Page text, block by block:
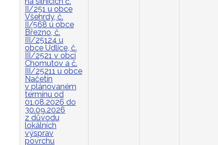
II/251 u obce
Všehrdy, č.
II/568 u obce
Březno, č.
III/25124 u
obce Údlice, č.
III/2521 v obci
Chomutov a č.
III/25211 u obce
Načetín
v plánovaném
termínu od
01.08.2026 do
30.09.2026
z důvodu
lokálních
výsprav
povrchu